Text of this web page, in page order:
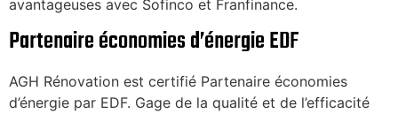
avantageuses avec Sofinco et Franfinance.
Partenaire économies d’énergie EDF
AGH Rénovation est certifié Partenaire économies
d’énergie par EDF. Gage de la qualité et de l’efficacité